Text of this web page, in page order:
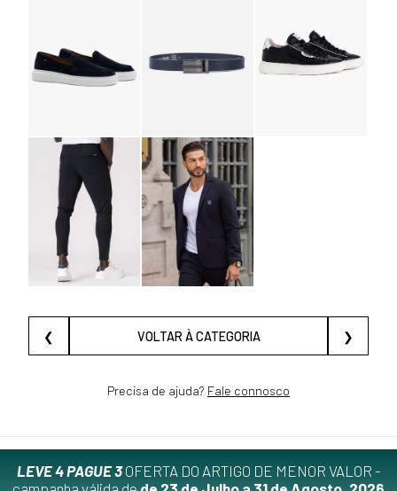
❮ VOLTAR À CATEGORIA ❯
Precisa de ajuda? Fale connosco
LEVE 4 PAGUE 3OFERTA DO ARTIGO DE MENOR VALOR -